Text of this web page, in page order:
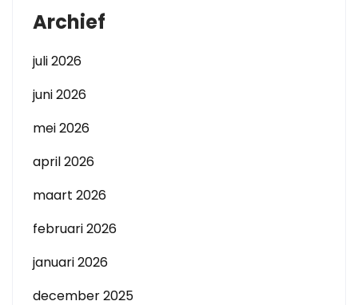
Archief
juli 2026
juni 2026
mei 2026
april 2026
maart 2026
februari 2026
januari 2026
december 2025